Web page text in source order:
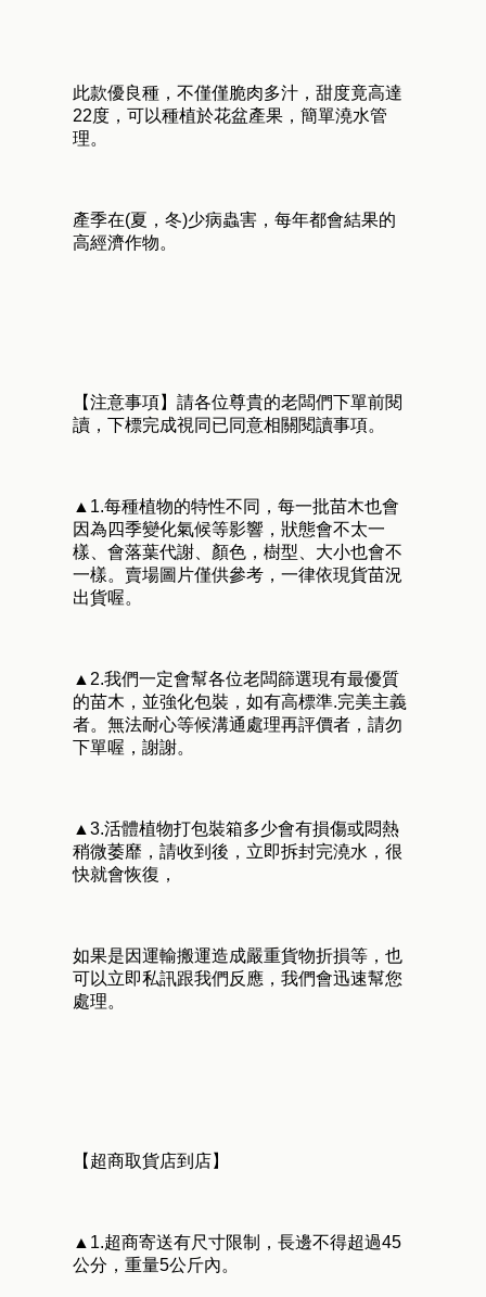
此款優良種，不僅僅脆肉多汁，甜度竟高達
22度，可以種植於花盆產果，簡單澆水管
理。
產季在(夏，冬)少病蟲害，每年都會結果的
高經濟作物。
【注意事項】請各位尊貴的老闆們下單前閱
讀，下標完成視同已同意相關閱讀事項。
▲1.每種植物的特性不同，每一批苗木也會
因為四季變化氣候等影響，狀態會不太一
樣、會落葉代謝、顏色，樹型、大小也會不
一樣。賣場圖片僅供參考，一律依現貨苗況
出貨喔。
▲2.我們一定會幫各位老闆篩選現有最優質
的苗木，並強化包裝，如有高標準.完美主義
者。無法耐心等候溝通處理再評價者，請勿
下單喔，謝謝。
▲3.活體植物打包裝箱多少會有損傷或悶熱
稍微萎靡，請收到後，立即拆封完澆水，很
快就會恢復，
如果是因運輸搬運造成嚴重貨物折損等，也
可以立即私訊跟我們反應，我們會迅速幫您
處理。
【超商取貨店到店】
▲1.超商寄送有尺寸限制，長邊不得超過45
公分，重量5公斤內。